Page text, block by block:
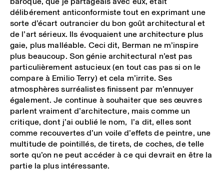
délibérement anticonformiste tout en exprimant une
sorte d’écart outrancier du bon goût architectural et
de l’art sérieux. Ils évoquaient une architecture plus
gaie, plus malléable. Ceci dit, Berman ne m’inspire
plus beaucoup. Son génie architectural n’est pas
particulièrement astucieux (en tout cas pas si on le
compare à Emilio Terry) et cela m’irrite. Ses
atmosphères surréalistes finissent par m’ennuyer
également. Je continue à souhaiter que ses œuvres
parlent vraiment d’architecture, mais comme un
critique, dont j’ai oublié le nom, l’a dit, elles sont
comme recouvertes d’un voile d’effets de peintre, une
multitude de pointillés, de tirets, de coches, de telle
sorte qu’on ne peut accéder à ce qui devrait en être la
partie la plus intéressante.